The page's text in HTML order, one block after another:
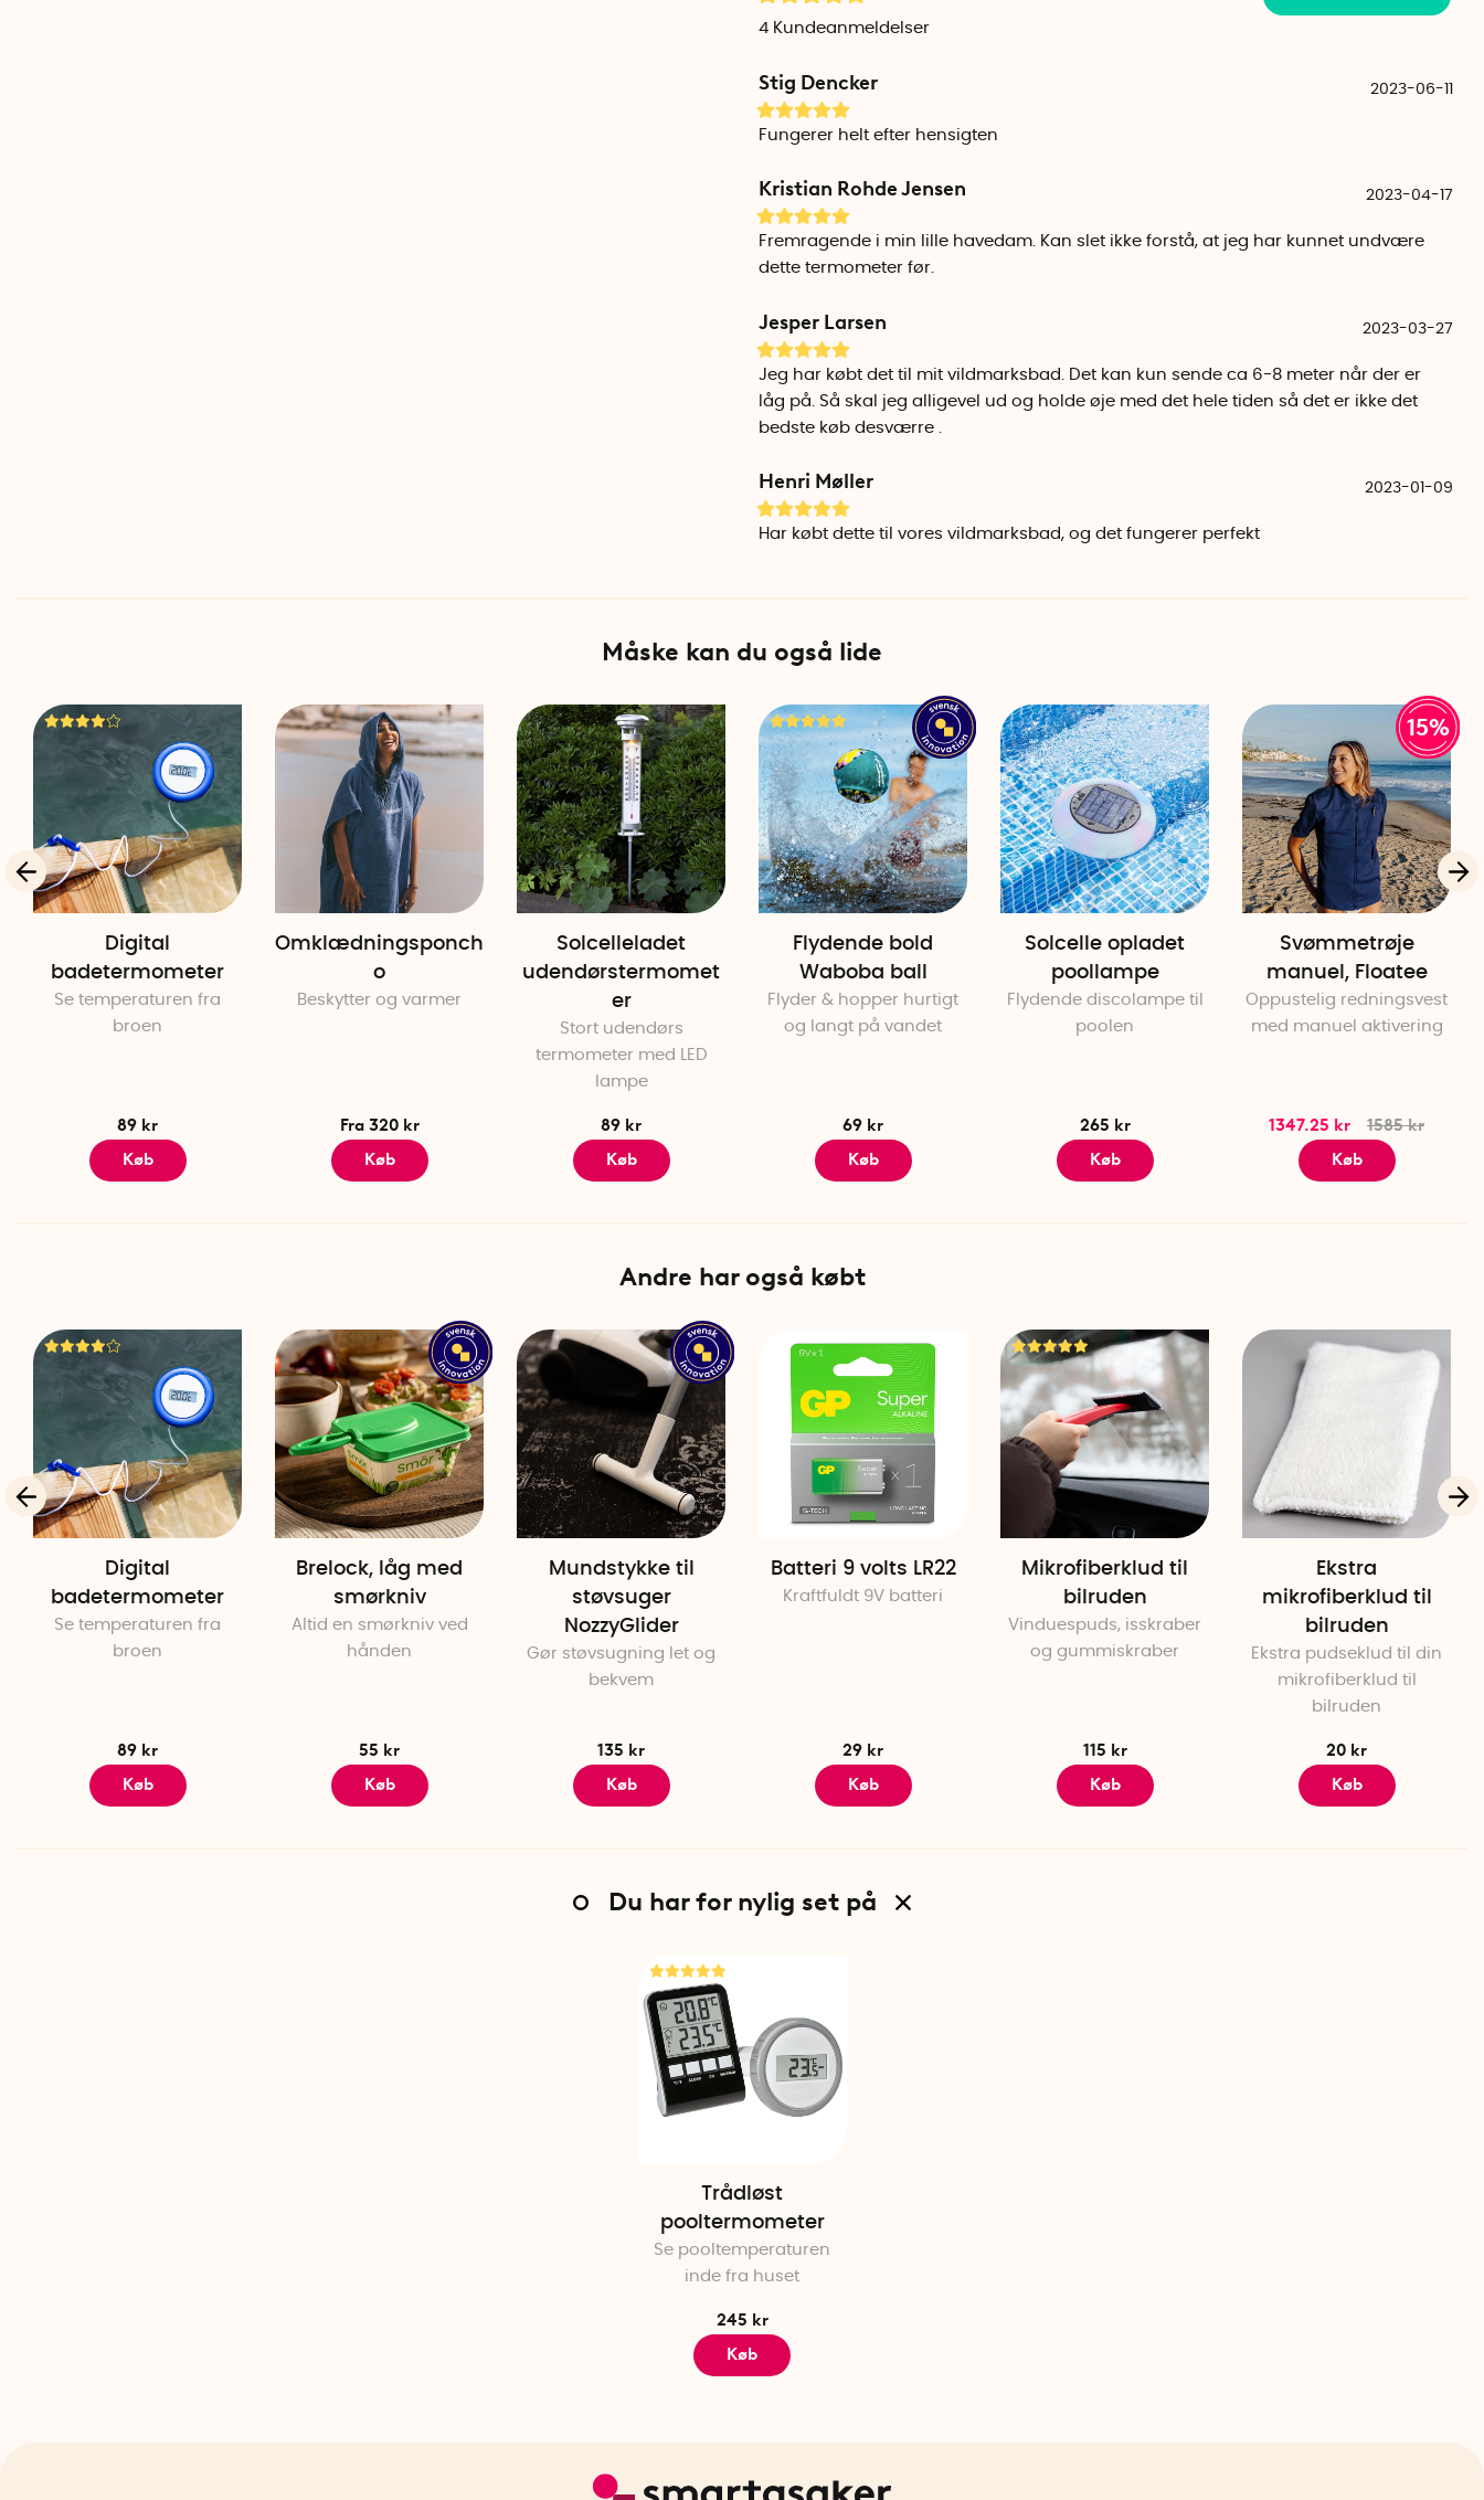
C/F: Ændrer visningstilstanden mellem Celsius og Fahrenheit.
blev nulstillet.
Clear: Gendanner Min/Max-hukommelsen.
CH: Skifter mellem kanaler. Nyttigt, hvis modtageren opsnapper modtagelsen fra
Både pooltermometeret og den indendørs modtager drives af 2 AAA-batterier
(købes separat).
tykke vægge og andre forhindringer kan begrænse rækkevidden.
Min / Max temperatur pool termometer: -20 ° C til + 60 ° C
Min / Max temperatur indendørs termometer: -10 til + 60 ° C
Nøjagtighed: ± 1 °C
Mål pooltermometer: Højde 14,5 cm, diameter 3-8 cm
Mål på indendørs modtager: 9,5 cm x 7 cm x 2 cm
Batteri: 2 x 2 AAA-batterier (købes separat)
4 Kundeanmeldelser
Stig Dencker 2023-06-11
Fungerer helt efter hensigten
Kristian Rohde Jensen 2023-04-17
Fremragende i min lille havedam. Kan slet ikke forstå, at jeg har kunnet undvære
dette termometer før.
Jesper Larsen 2023-03-27
Jeg har købt det til mit vildmarksbad. Det kan kun sende ca 6-8 meter når der er
låg på. Så skal jeg alligevel ud og holde øje med det hele tiden så det er ikke det
bedste køb desværre .
Henri Møller 2023-01-09
Har købt dette til vores vildmarksbad, og det fungerer perfekt
Måske kan du også lide
Digital
badetermometer
Se temperaturen fra
broen
89 kr
Køb
Omklædningsponch
o
Beskytter og varmer
Fra 320 kr
Køb
Solcelleladet
udendørstermomet
er
Stort udendørs
termometer med LED
lampe
89 kr
Køb
Flydende bold
Waboba ball
Flyder & hopper hurtigt
og langt på vandet
69 kr
Køb
Solcelle opladet
poollampe
Flydende discolampe til
poolen
265 kr
Køb
15%
Svømmetrøje
manuel, Floatee
Oppustelig redningsvest
med manuel aktivering
1347.25 kr
1585 kr
Køb
Andre har også købt
Digital
badetermometer
Se temperaturen fra
broen
89 kr
Køb
Brelock, låg med
smørkniv
Altid en smørkniv ved
hånden
55 kr
Køb
Mundstykke til
støvsuger
NozzyGlider
Gør støvsugning let og
bekvem
135 kr
Køb
Batteri 9 volts LR22
Kraftfuldt 9V batteri
29 kr
Køb
Mikrofiberklud til
bilruden
Vinduespuds, isskraber
og gummiskraber
115 kr
Køb
Ekstra
mikrofiberklud til
bilruden
Ekstra pudseklud til din
mikrofiberklud til
bilruden
20 kr
Køb
Du har for nylig set på
Trådløst
pooltermometer
Se pooltemperaturen
inde fra huset
245 kr
Køb